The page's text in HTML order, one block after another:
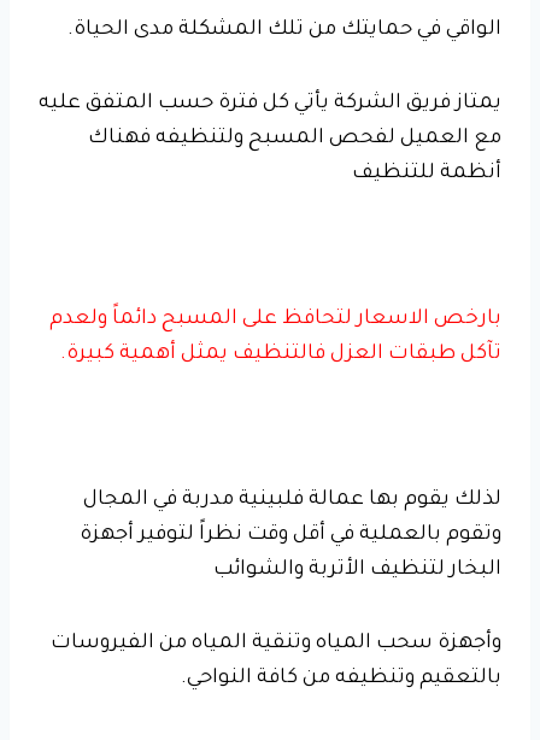
الواقي في حمايتك من تلك المشكلة مدى الحياة.
يمتاز فريق الشركة يأتي كل فترة حسب المتفق عليه
مع العميل لفحص المسبح ولتنظيفه فهناك
أنظمة للتنظيف
بارخص الاسعار لتحافظ على المسبح دائماً ولعدم
تآكل طبقات العزل فالتنظيف يمثل أهمية كبيرة.
لذلك يقوم بها عمالة فلبينية مدربة في المجال
وتقوم بالعملية في أقل وقت نظراً لتوفير أجهزة
البخار لتنظيف الأتربة والشوائب
وأجهزة سحب المياه وتنقية المياه من الفيروسات
بالتعقيم وتنظيفه من كافة النواحي.